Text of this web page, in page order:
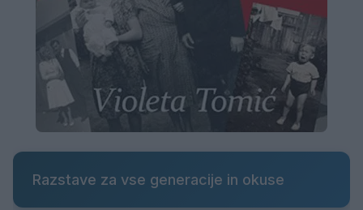
Razstave za vse generacije in okuse